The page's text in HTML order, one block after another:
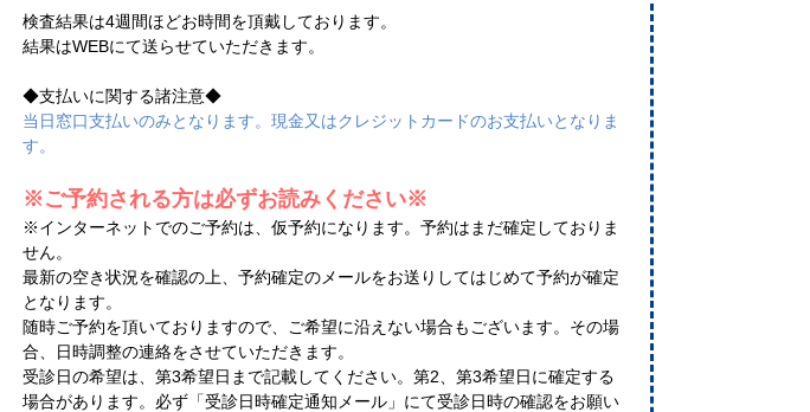
検査結果は4週間ほどお時間を頂戴しております。
結果はWEBにて送らせていただきます。
◆支払いに関する諸注意◆
当日窓口支払いのみとなります。現金又はクレジットカードのお支払いとなりま
す。
※ご予約される方は必ずお読みください※
※インターネットでのご予約は、仮予約になります。予約はまだ確定しておりま
せん。
最新の空き状況を確認の上、予約確定のメールをお送りしてはじめて予約が確定
となります。
随時ご予約を頂いておりますので、ご希望に沿えない場合もございます。その場
合、日時調整の連絡をさせていただきます。
受診日の希望は、第3希望日まで記載してください。第2、第3希望日に確定する
場合があります。必ず「受診日時確定通知メール」にて受診日時の確認をお願い